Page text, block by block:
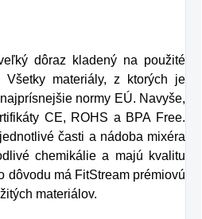
dôraz kladený na použité
materiály, z ktorých je
normy EÚ. Navyše,
CE, ROHS a BPA Free.
časti a nádoba mixéra
chemikálie a majú kvalitu
dôvodu má FitStream prémiovú
materiálov.